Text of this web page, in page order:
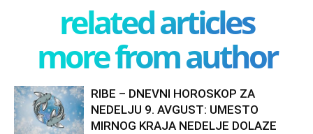
related articles
more from author
RIBE – DNEVNI HOROSKOP ZA
NEDELJU 9. AVGUST: UMESTO
MIRNOG KRAJA NEDELJE DOLAZE